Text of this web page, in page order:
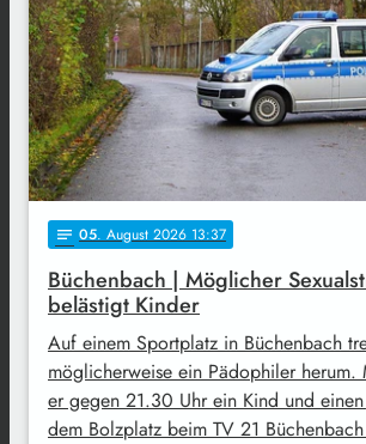
notes 05. August 2026 13:37
Büchenbach | Möglicher
belästigt Kinder
Auf einem Sportplatz in Büchenbach
möglicherweise ein Pädophiler herum.
er gegen 21.30 Uhr ein Kind und
dem Bolzplatz beim TV 21